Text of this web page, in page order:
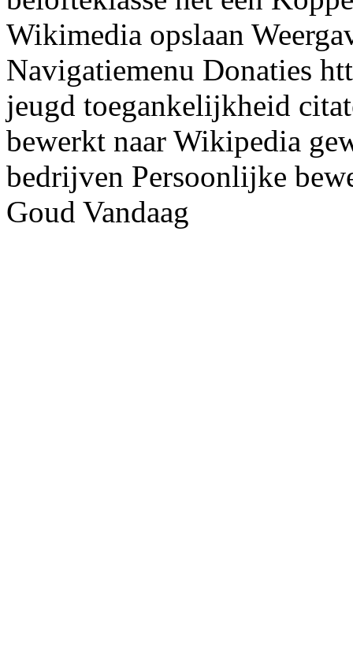
Wikimedia opslaan
Navigatiemenu Donaties
jeugd toegankelijkheid
bewerkt naar Wikipedia
bedrijven Persoonlijke
Goud Vandaag